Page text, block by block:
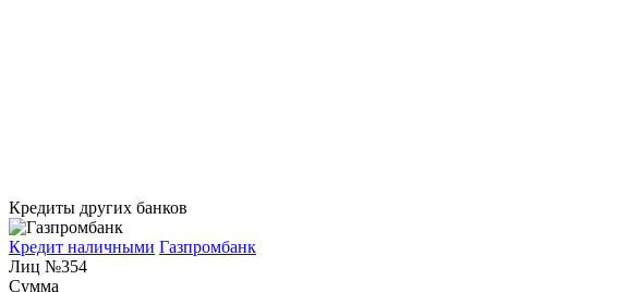
Кредиты других банков
Кредит наличными Газпромбанк
Лиц №354
Сумма